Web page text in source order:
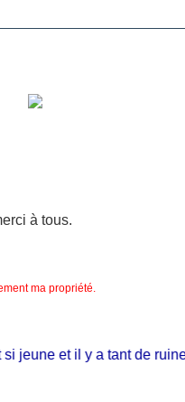
à tous.
ma propriété.
et il y a tant de ruines !